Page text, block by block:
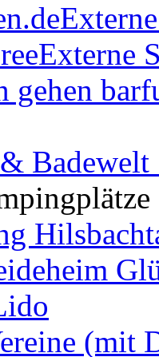
Externe
gehen
Badewelt
(mit